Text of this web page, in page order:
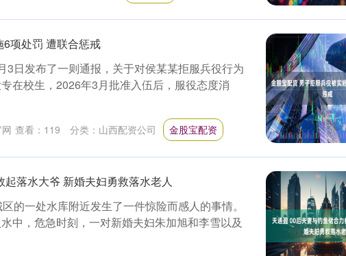
项处罚 遭联合惩戒
3日发布了一则通报，关于对侯某某拒服兵役行为
在校生，2026年3月批准入伍后，服役态度消
查看： 119 分类： 山西配资公司 金股宝配资
落水大爷 新婚夫妇勇救落水老人
的一处水库附近发生了一件惊险而感人的事情。
中，危急时刻，一对新婚夫妇朱加旭和李雪以及